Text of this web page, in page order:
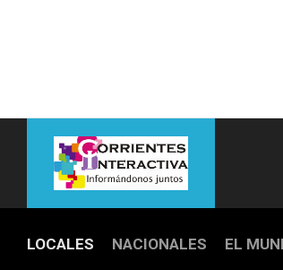
LOCALES NACIONALES EL